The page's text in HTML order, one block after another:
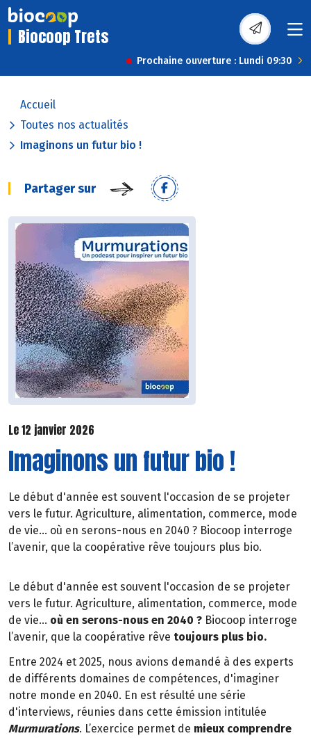
Biocoop Trets
Prochaine ouverture : Lundi 09:30
Accueil
Toutes nos actualités
Imaginons un futur bio !
Partager sur
Le 12 janvier 2026
Imaginons un futur bio !
Le début d'année est souvent l'occasion de se projeter
vers le futur. Agriculture, alimentation, commerce, mode
de vie… où en serons-nous en 2040 ? Biocoop interroge
l’avenir, que la coopérative rêve toujours plus bio.
Le début d'année est souvent l'occasion de se projeter
vers le futur. Agriculture, alimentation, commerce, mode
de vie… où en serons-nous en 2040 ? Biocoop interroge
l’avenir, que la coopérative rêve toujours plus bio.
Entre 2024 et 2025, nous avions demandé à des experts
de différents domaines de compétences, d'imaginer
notre monde en 2040. En est résulté une série
d'interviews, réunies dans cette émission intitulée
Murmurations. L’exercice permet de mieux comprendre